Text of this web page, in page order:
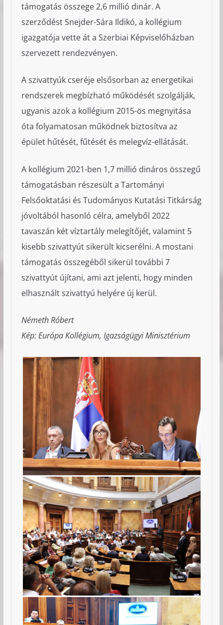
támogatás összege 2,6 millió dinár. A
szerződést Snejder-Sára Ildikó, a kollégium
igazgatója vette át a Szerbiai Képviselőházban
szervezett rendezvényen.
A szivattyúk cseréje elsősorban az energetikai
rendszerek megbízható működését szolgálják,
ugyanis azok a kollégium 2015-ös megnyitása
óta folyamatosan működnek biztosítva az
épület hűtését, fűtését és melegvíz-ellátását.
A kollégium 2021-ben 1,7 millió dináros összegű
támogatásban részesült a Tartományi
Felsőoktatási és Tudományos Kutatási Titkárság
jóvoltából hasonló célra, amelyből 2022
tavaszán két víztartály melegítőjét, valamint 5
kisebb szivattyút sikerült kicserélni. A mostani
támogatás összegéből sikerül további 7
szivattyút újítani, ami azt jelenti, hogy minden
elhasznált szivattyú helyére új kerül.
Németh Róbert
Kép: Európa Kollégium, Igazságügyi Minisztérium